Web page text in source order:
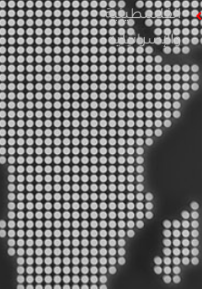
الفلسطينية
والإسرائيلية